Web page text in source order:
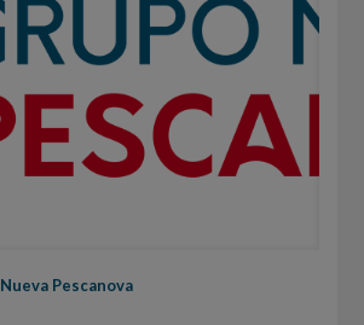
Pescanova